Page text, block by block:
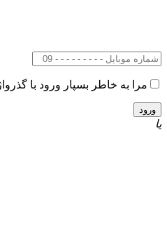
مرا به خاطر بسپار ورود با
یا